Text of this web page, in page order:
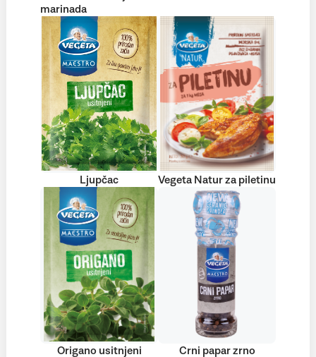
marinada
Ljupčac Vegeta Natur za piletinu
Origano usitnjeni Crni papar zrno